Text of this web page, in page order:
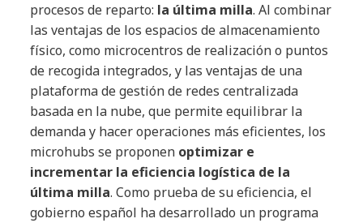
procesos de reparto: la última milla. Al combinar
las ventajas de los espacios de almacenamiento
físico, como microcentros de realización o puntos
de recogida integrados, y las ventajas de una
plataforma de gestión de redes centralizada
basada en la nube, que permite equilibrar la
demanda y hacer operaciones más eficientes, los
microhubs se proponen optimizar e
incrementar la eficiencia logística de la
última milla. Como prueba de su eficiencia, el
gobierno español ha desarrollado un programa